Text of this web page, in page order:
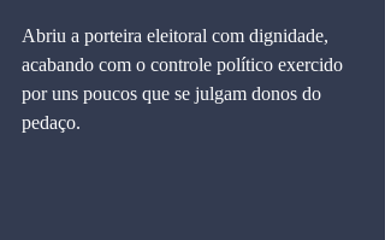
Abriu a porteira eleitoral com dignidade,
acabando com o controle político exercido
por uns poucos que se julgam donos do
pedaço.